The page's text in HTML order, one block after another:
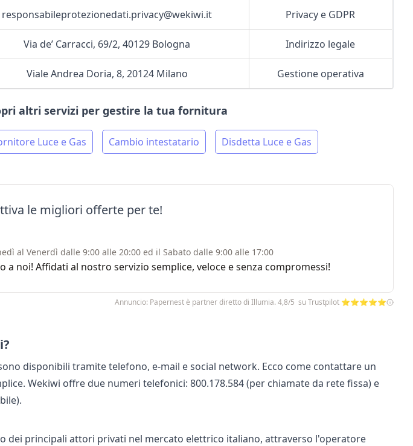
responsabileprotezionedati.privacy@wekiwi.it Privacy e GDPR
Via de’ Carracci, 69/2, 40129 Bologna Indirizzo legale
Viale Andrea Doria, 8, 20124 Milano Gestione operativa
altri servizi per gestire la tua fornitura
Luce e Gas Cambio intestatario Disdetta Luce e Gas
le migliori offerte per te!
al Venerdì dalle 9:00 alle 20:00 ed il Sabato dalle 9:00 alle 17:00
a noi! Affidati al nostro servizio semplice, veloce e senza compromessi!
Annuncio: Papernest è partner diretto di Illumia. 4,8/5 su Trustpilot ⭐⭐⭐⭐⭐
disponibili tramite telefono, e-mail e social network. Ecco come contattare un
Wekiwi offre due numeri telefonici: 800.178.584 (per chiamate da rete fissa) e
dei principali attori privati nel mercato elettrico italiano, attraverso l'operatore